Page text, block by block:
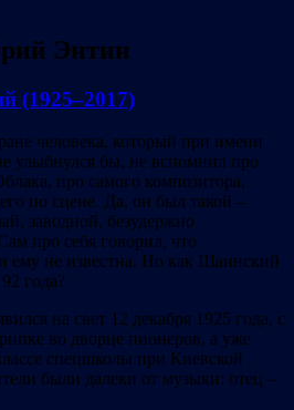
Энтин
(1925–2017)
человека, который при имени
улыбнулся бы, не вспомнил про
про самого композитора,
по сцене. Да, он был такой –
заводной, безудержно
про себя говорил, что
ему не известна. Но как Шаинский
года?
на свет 12 декабря 1925 года, с
во дворце пионеров, а уже
спецшколы при Киевской
были далеки от музыки: отец –